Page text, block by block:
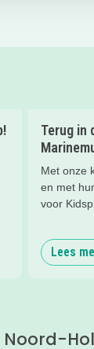
Terug in
Met onze
en met
voor
geloof
makkelijk
Lees
Noord-